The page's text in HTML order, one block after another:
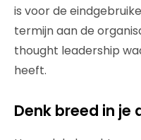
is voor de
termijn aan de
thought leadership
heeft.
Denk breed in je